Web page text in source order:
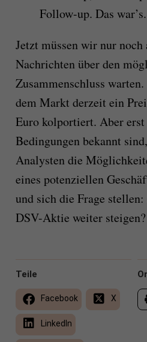
Follow-up. Das war’s.
Jetzt müssen wir nur
Nachrichten über den
Zusammenschluss
dem Markt derzeit ein
Euro kolportiert. Aber
Bedingungen bekannt
Analysten die
eines potenziellen
und sich die Frage
DSV-Aktie weiter steigen?
Teile
Facebook X
LinkedIn